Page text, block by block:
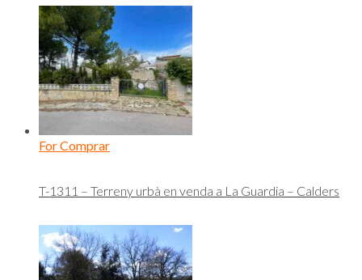
For Comprar
T-1311 – Terreny urbà en venda a La Guardia – Calders